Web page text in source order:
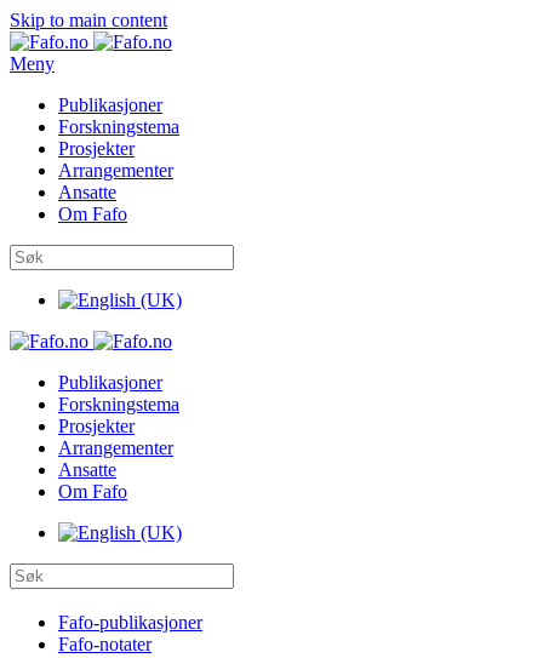
Skip to main content
Meny
Publikasjoner
Forskningstema
Prosjekter
Arrangementer
Ansatte
Om Fafo
Publikasjoner
Forskningstema
Prosjekter
Arrangementer
Ansatte
Om Fafo
Fafo-publikasjoner
Fafo-notater